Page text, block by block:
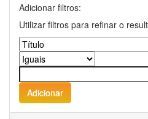
Adicionar filtros:
Utilizar filtros para refinar o